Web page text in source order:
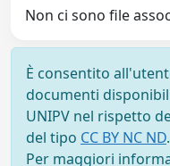
Non ci sono file
È consentito
documenti
UNIPV nel rispetto
del tipo CC BY NC ND.
Per maggiori